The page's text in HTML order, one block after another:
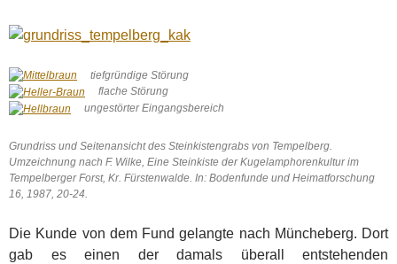
tiefgründige Störung
flache Störung
ungestörter Eingangsbereich
Grundriss und Seitenansicht des Steinkistengrabs von Tempelberg.
Umzeichnung nach F. Wilke, Eine Steinkiste der Kugelamphorenkultur im
Tempelberger Forst, Kr. Fürstenwalde. In: Bodenfunde und Heimatforschung
16, 1987, 20-24.
Die Kunde von dem Fund gelangte nach Müncheberg. Dort
gab es einen der damals überall entstehenden